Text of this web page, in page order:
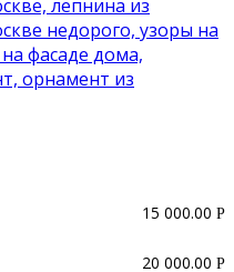
15 000.00 Р
20 000.00 Р